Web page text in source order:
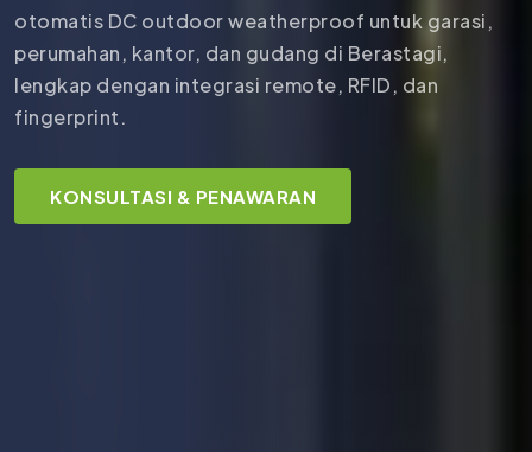
otomatis DC outdoor weatherproof untuk garasi,
perumahan, kantor, dan gudang di Berastagi,
lengkap dengan integrasi remote, RFID, dan
fingerprint.
KONSULTASI & PENAWARAN